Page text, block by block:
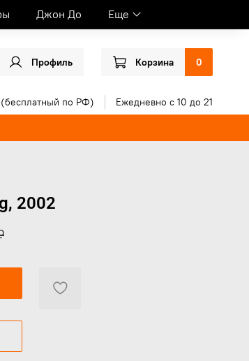
Джон До Еще
Профиль Корзина 0
по РФ) Ежедневно с 10 до 21
2002